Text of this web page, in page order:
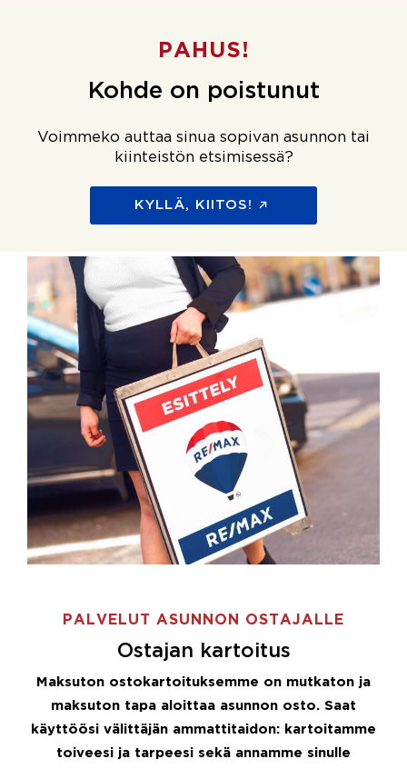
PAHUS!
Kohde on poistunut
Voimmeko auttaa sinua sopivan asunnon tai
kiinteistön etsimisessä?
KYLLÄ, KIITOS!
PALVELUT ASUNNON OSTAJALLE
Ostajan kartoitus
Maksuton ostokartoituksemme on mutkaton ja
maksuton tapa aloittaa asunnon osto. Saat
käyttöösi välittäjän ammattitaidon: kartoitamme
toiveesi ja tarpeesi sekä annamme sinulle